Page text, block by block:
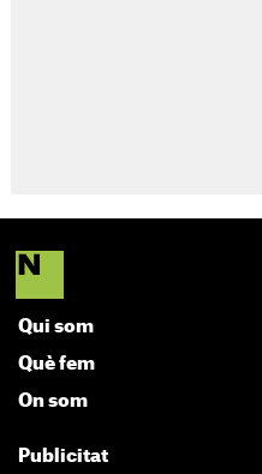
Qui som
Què fem
On som
Publicitat